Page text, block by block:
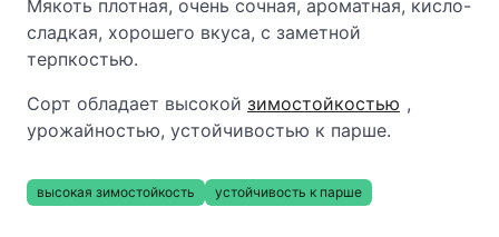
Мякоть плотная, очень сочная, ароматная, кисло-
сладкая, хорошего вкуса, с заметной
терпкостью.
Сорт обладает высокой зимостойкостью ,
урожайностью, устойчивостью к парше.
высокая зимостойкость устойчивость к парше